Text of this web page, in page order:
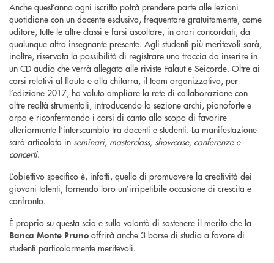
Anche quest’anno ogni iscritto potrà prendere parte alle lezioni
quotidiane con un docente esclusivo, frequentare gratuitamente, come
uditore, tutte le altre classi e farsi ascoltare, in orari concordati, da
qualunque altro insegnante presente. Agli studenti più meritevoli sarà,
inoltre, riservata la possibilità di registrare una traccia da inserire in
un CD audio che verrà allegato alle riviste Falaut e Seicorde. Oltre ai
corsi relativi al flauto e alla chitarra, il team organizzativo, per
l’edizione 2017, ha voluto ampliare la rete di collaborazione con
altre realtà strumentali, introducendo la sezione archi, pianoforte e
arpa e riconfermando i corsi di canto allo scopo di favorire
ulteriormente l’interscambio tra docenti e studenti. La manifestazione
sarà articolata in seminari, masterclass, showcase, conferenze e
concerti.
L’obiettivo specifico è, infatti, quello di promuovere la creatività dei
giovani talenti, fornendo loro un’irripetibile occasione di crescita e
confronto.
È proprio su questa scia e sulla volontà di sostenere il merito che la
Banca Monte Pruno offrirà anche 3 borse di studio a favore di
studenti particolarmente meritevoli.